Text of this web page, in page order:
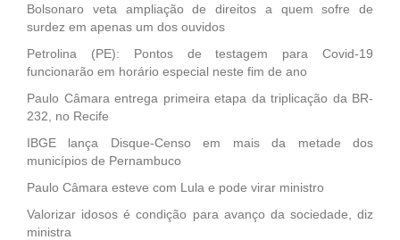
Bolsonaro veta ampliação de direitos a quem sofre de
surdez em apenas um dos ouvidos
Petrolina (PE): Pontos de testagem para Covid-19
funcionarão em horário especial neste fim de ano
Paulo Câmara entrega primeira etapa da triplicação da BR-
232, no Recife
IBGE lança Disque-Censo em mais da metade dos
municípios de Pernambuco
Paulo Câmara esteve com Lula e pode virar ministro
Valorizar idosos é condição para avanço da sociedade, diz
ministra